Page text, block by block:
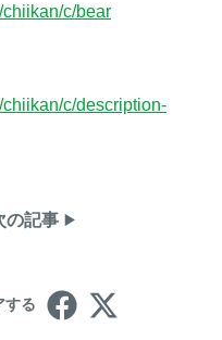
c/bear
c/description-
の記事
する